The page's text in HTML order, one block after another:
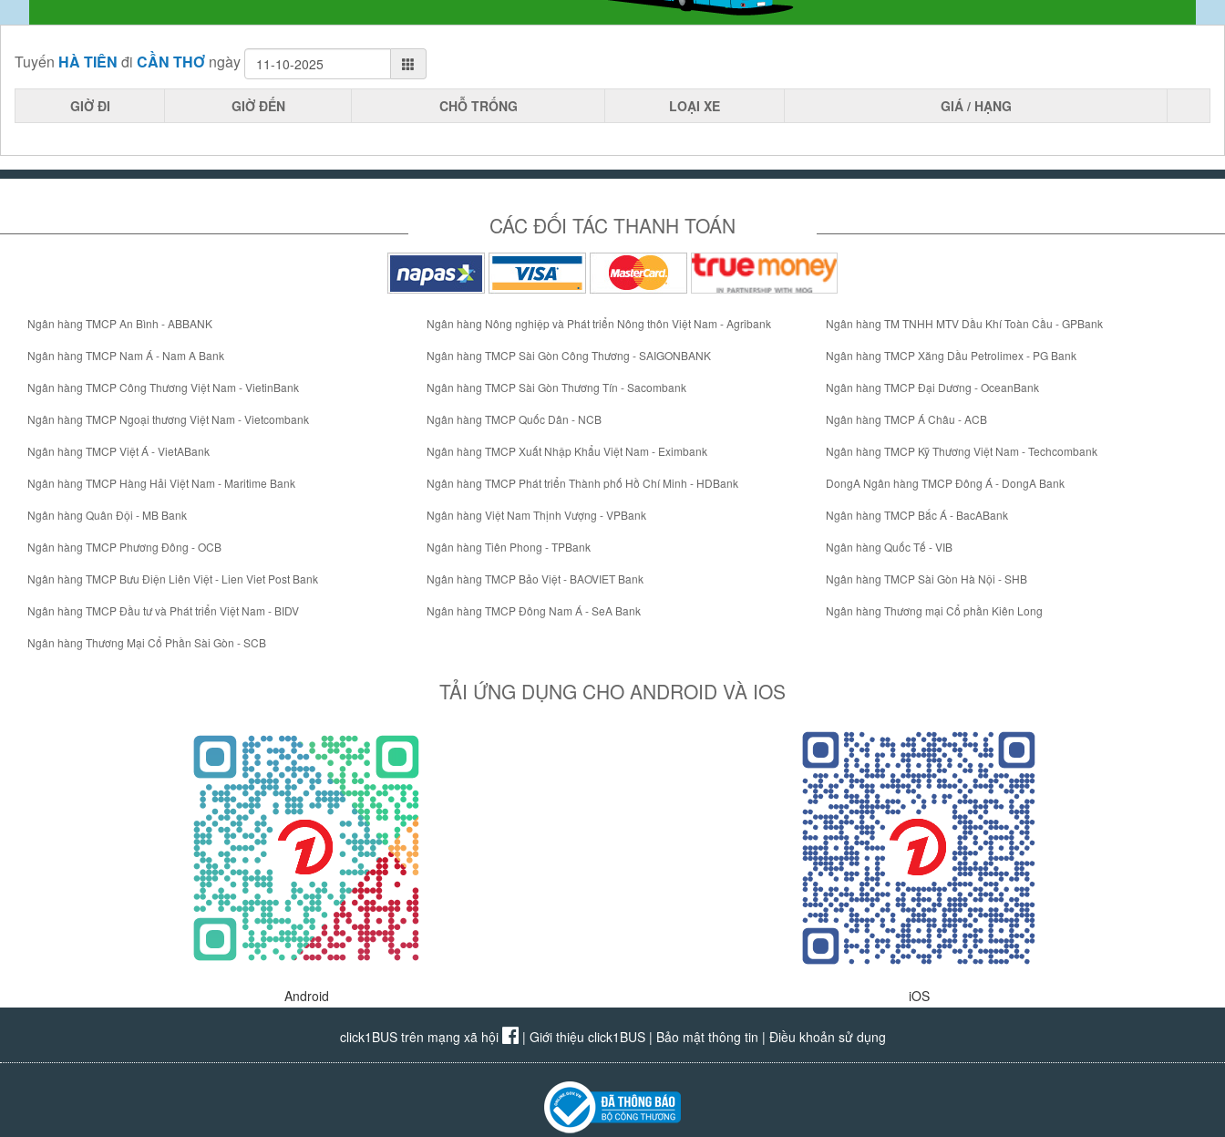
Tuyến HÀ TIÊN đi CẦN THƠ ngày
GIỜ ĐI GIỜ ĐẾN CHỖ TRỐNG LOẠI XE GIÁ / HẠNG
CÁC ĐỐI TÁC THANH TOÁN
Ngân hàng TMCP An Bình - ABBANK
Ngân hàng TMCP Nam Á - Nam A Bank
Ngân hàng TMCP Công Thương Việt Nam - VietinBank
Ngân hàng TMCP Ngoại thương Việt Nam - Vietcombank
Ngân hàng TMCP Việt Á - VietABank
Ngân hàng TMCP Hàng Hải Việt Nam - Maritime Bank
Ngân hàng Quân Đội - MB Bank
Ngân hàng TMCP Phương Đông - OCB
Ngân hàng TMCP Bưu Điện Liên Việt - Lien Viet Post Bank
Ngân hàng TMCP Đầu tư và Phát triển Việt Nam - BIDV
Ngân hàng Thương Mại Cổ Phần Sài Gòn - SCB
Ngân hàng Nông nghiệp và Phát triển Nông thôn Việt Nam - Agribank
Ngân hàng TMCP Sài Gòn Công Thương - SAIGONBANK
Ngân hàng TMCP Sài Gòn Thương Tín - Sacombank
Ngân hàng TMCP Quốc Dân - NCB
Ngân hàng TMCP Xuất Nhập Khẩu Việt Nam - Eximbank
Ngân hàng TMCP Phát triển Thành phố Hồ Chí Minh - HDBank
Ngân hàng Việt Nam Thịnh Vượng - VPBank
Ngân hàng Tiên Phong - TPBank
Ngân hàng TMCP Bảo Việt - BAOVIET Bank
Ngân hàng TMCP Đông Nam Á - SeA Bank
Ngân hàng TM TNHH MTV Dầu Khí Toàn Cầu - GPBank
Ngân hàng TMCP Xăng Dầu Petrolimex - PG Bank
Ngân hàng TMCP Đại Dương - OceanBank
Ngân hàng TMCP Á Châu - ACB
Ngân hàng TMCP Kỹ Thương Việt Nam - Techcombank
DongA Ngân hàng TMCP Đông Á - DongA Bank
Ngân hàng TMCP Bắc Á - BacABank
Ngân hàng Quốc Tế - VIB
Ngân hàng TMCP Sài Gòn Hà Nội - SHB
Ngân hàng Thương mại Cổ phần Kiên Long
TẢI ỨNG DỤNG CHO ANDROID VÀ IOS
Android iOS
click1BUS trên mạng xã hội | Giới thiệu click1BUS| Bảo mật thông tin | Điều khoản sử dụng